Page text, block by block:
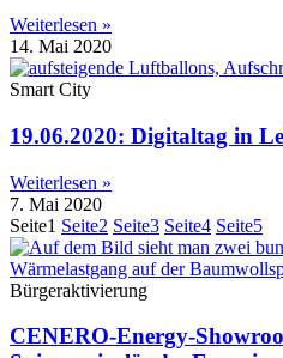
Weiterlesen »
14. Mai 2020
Smart City
19.06.2020: Digitaltag in
Weiterlesen »
7. Mai 2020
Seite1 Seite2 Seite3 Seite4 Seite5
Bürgeraktivierung
CENERO-Energy-